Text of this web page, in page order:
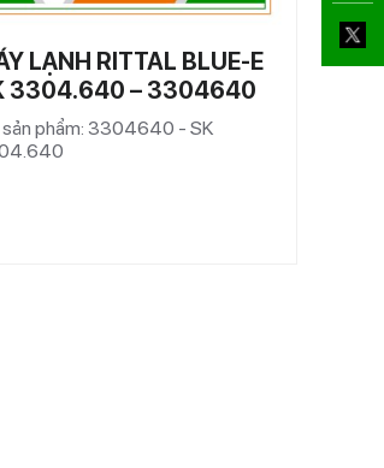
LẠNH RITTAL BLUE-E
3304.640 – 3304640
sản phẩm: 3304640 - SK